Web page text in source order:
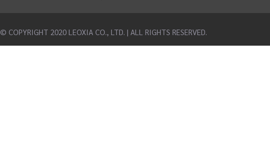
© COPYRIGHT 2020 LEOXIA CO., LTD. | ALL RIGHTS RESERVED.